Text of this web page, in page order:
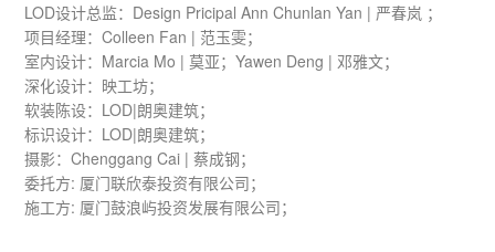
LOD设计总监：Design Pricipal Ann Chunlan Yan | 严春岚 ；
项目经理：Colleen Fan | 范玉雯；
室内设计：Marcia Mo | 莫亚；Yawen Deng | 邓雅文；
深化设计：映工坊；
软装陈设：LOD|朗奥建筑；
标识设计：LOD|朗奥建筑；
摄影：Chenggang Cai | 蔡成钢；
委托方: 厦门联欣泰投资有限公司；
施工方: 厦门鼓浪屿投资发展有限公司；